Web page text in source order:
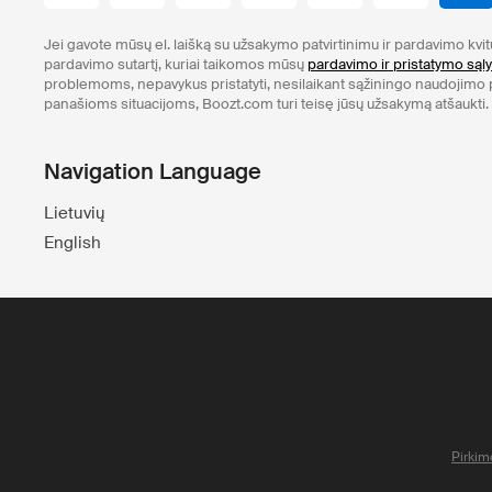
Jei gavote mūsų el. laišką su užsakymo patvirtinimu ir pardavimo
pardavimo sutartį, kuriai taikomos mūsų pardavimo ir pristatymo
problemoms, nepavykus pristatyti, nesilaikant sąžiningo naudojimo
panašioms situacijoms, Boozt.com turi teisę jūsų užsakymą atšaukti.
Navigation Language
Lietuvių
English